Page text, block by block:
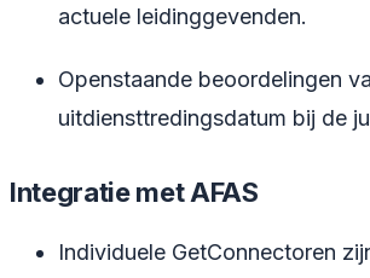
actuele leidinggevenden.
Openstaande beoordelingen
uitdiensttredingsdatum bij de
Integratie met AFAS
Individuele GetConnectoren